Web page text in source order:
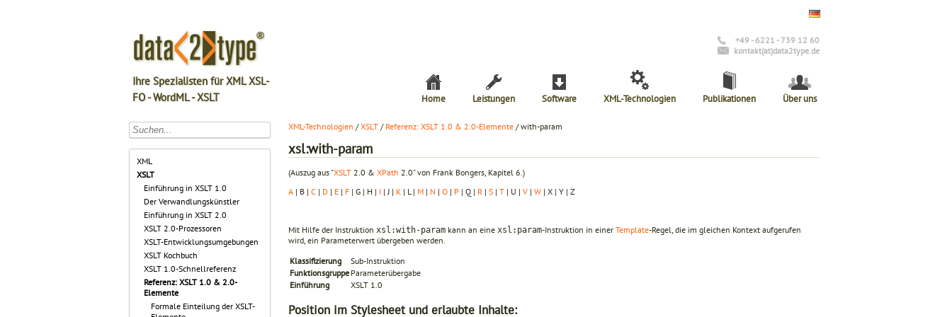
Ihre Spezialisten für XML XSL-
FO - WordML - XSLT
+49 - 6221 - 739 12 60
kontakt(at)data2type.de
Home Leistungen Software XML-Technologien Publikationen Über uns
XML
XSLT
Einführung in XSLT 1.0
Der Verwandlungskünstler
Einführung in XSLT 2.0
XSLT 2.0-Prozessoren
XSLT-Entwicklungsumgebungen
XSLT Kochbuch
XSLT 1.0-Schnellreferenz
Referenz: XSLT 1.0 & 2.0-
Elemente
Formale Einteilung der XSLT-
XML-Technologien /XSLT / Referenz: XSLT 1.0 & 2.0-Elemente / with-param
xsl:with-param
(Auszug aus "XSLT 2.0 & XPath 2.0" von Frank Bongers, Kapitel 6.)
A | B | C | D | E | F | G | H | I | J | K | L | M | N | O | P | Q | R | S | T | U | V | W | X | Y | Z
Mit Hilfe der Instruktion xsl:with-param kann an eine xsl:param-Instruktion in einer Template-Regel, die im gleichen Kontext aufgerufen
wird, ein Parameterwert übergeben werden.
Klassifizierung
Sub-Instruktion
Funktionsgruppe Parameterübergabe
Einführung
XSLT 1.0
Position im Stylesheet und erlaubte Inhalte: